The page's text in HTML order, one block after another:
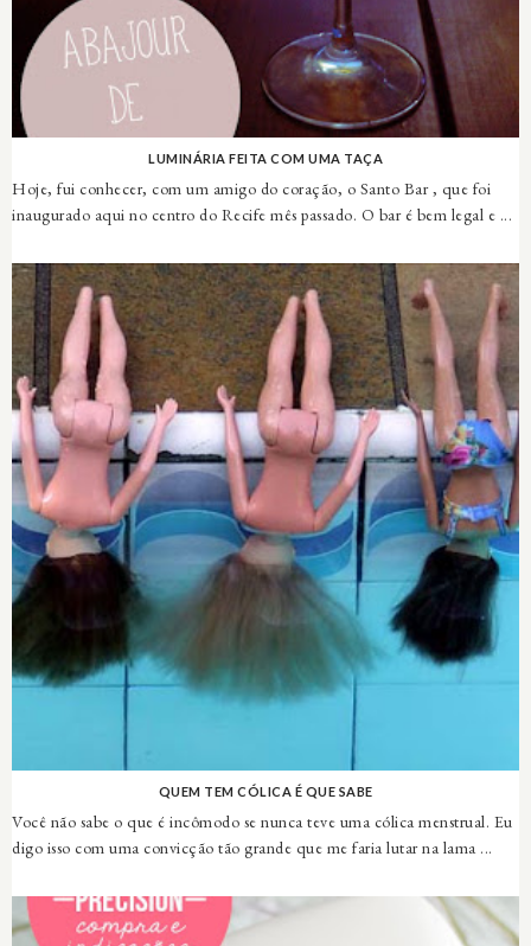
LUMINÁRIA FEITA COM UMA TAÇA
Hoje, fui conhecer, com um amigo do coração, o Santo Bar , que foi
inaugurado aqui no centro do Recife mês passado. O bar é bem legal e ...
QUEM TEM CÓLICA É QUE SABE
Você não sabe o que é incômodo se nunca teve uma cólica menstrual. Eu
digo isso com uma convicção tão grande que me faria lutar na lama ...